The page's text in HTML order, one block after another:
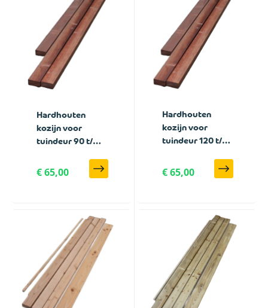
Hardhouten
kozijn voor
tuindeur 90 t/m
€ 65,00
Hardhouten
kozijn voor
tuindeur 120 t/m
€ 65,00